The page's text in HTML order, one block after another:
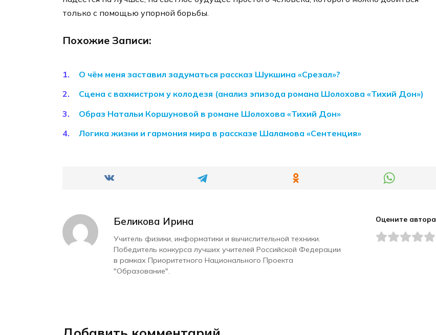
только с помощью упорной борьбы.
Похожие Записи:
О чём меня заставил задуматься рассказ Шукшина «Срезал»?
Сцена с вахмистром у колодезя (анализ эпизода романа Шолохова «Тихий Дон»)
Образ Натальи Коршуновой в романе Шолохова «Тихий Дон»
Логика жизни и гармония мира в рассказе Шаламова «Сентенция»
Беликова Ирина
Учитель физики, информатики и вычислительной техники.
Победитель конкурса лучших учителей Российской Федерации
в рамках Приоритетного Национального Проекта
"Образование".
Оцените автора